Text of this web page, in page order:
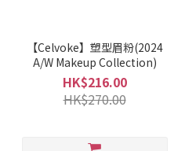
【Celvoke】塑型眉粉(2024
A/W Makeup Collection)
HK$216.00
HK$270.00